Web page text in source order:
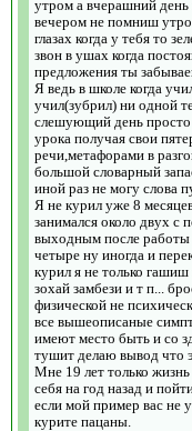
утром а вчерашний день
вечером не помниш утро
глазах когда у тебя то
звон в ушах когда
предложения ты
Я ведь в школе когда
учил(зубрил) ни одной
слешующий день просто
урока получая свои
речи,метафорами в
большой словарный
иной раз не могу слова
Я не курил уже 8
занимался около двух с
выходным после работы
четыре ну иногда и
курил я не только
зохай замбези и т п...
физической не
все вышеописаные
имеют место быть и со
тушит делаю вывод что
Мне 19 лет только
себя на год назад и
если мой пример вас не
курите пацаны.